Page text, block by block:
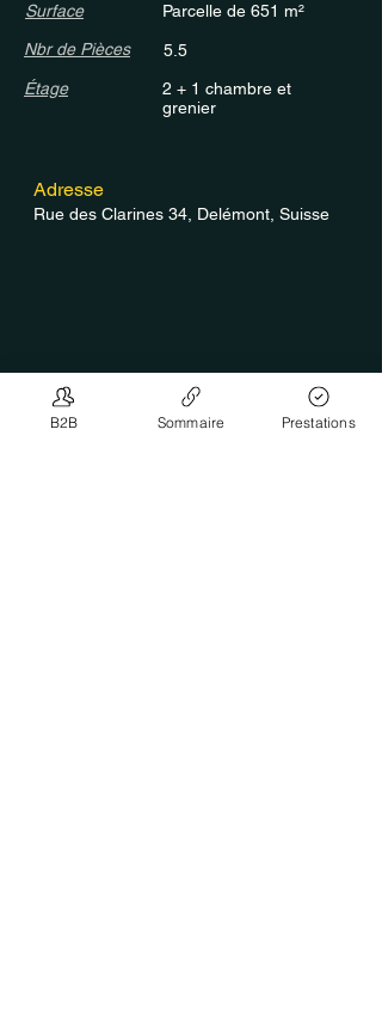
Surface
Nbr de Pièces
Étage
Parcelle de 651 m²
5.5
2 + 1 chambre et
grenier
Adresse
Rue des Clarines 34, Delémont, Suisse
B2B Sommaire Prestations